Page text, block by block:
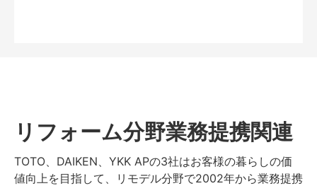
リフォーム分野業務提携関連
TOTO、DAIKEN、YKK APの3社はお客様の暮らしの価
値向上を目指して、リモデル分野で2002年から業務提携